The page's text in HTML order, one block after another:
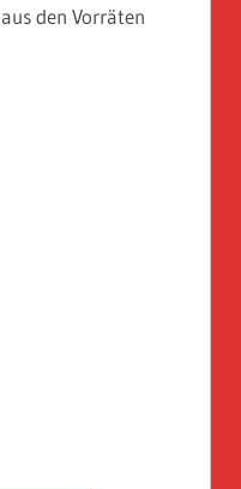
den Vorräten